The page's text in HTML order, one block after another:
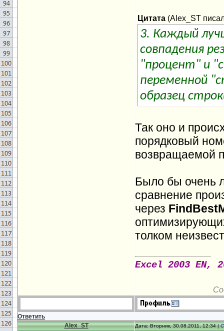
Цитата (Alex_ST
3. Каждый
совпадения
"процент" и
переменной
образец
Так оно и
порядковый
возвращаемой
Было бы очень
сравнение
через
толком
Excel 2003 EN,
Ответить
Alex_ST
Дата: Вторник, 30.08.2011, 12:34 |